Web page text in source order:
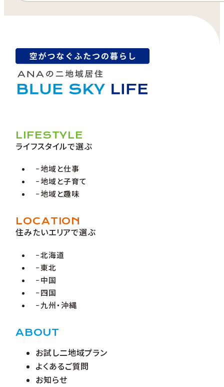
LIFESTYLE
ライフスタイルで選ぶ
地域と仕事
地域と子育て
地域と趣味
LOCATION
住みたいエリアで選ぶ
北海道
東北
中国
四国
九州・沖縄
ABOUT
お試し二地域プラン
よくあるご質問
お知らせ